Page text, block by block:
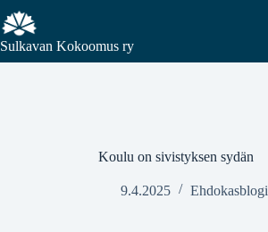
Sulkavan Kokoomus ry
Koulu on sivistyksen sydän
9.4.2025 Ehdokasblogi